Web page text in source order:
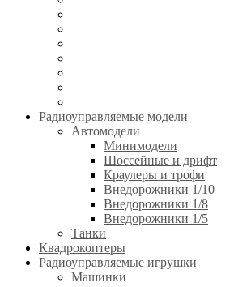
Радиоуправляемые модели
Автомодели
Минимодели
Шоссейные и дрифт
Краулеры и трофи
Внедорожники 1/10
Внедорожники 1/8
Внедорожники 1/5
Танки
Квадрокоптеры
Радиоуправляемые игрушки
Машинки